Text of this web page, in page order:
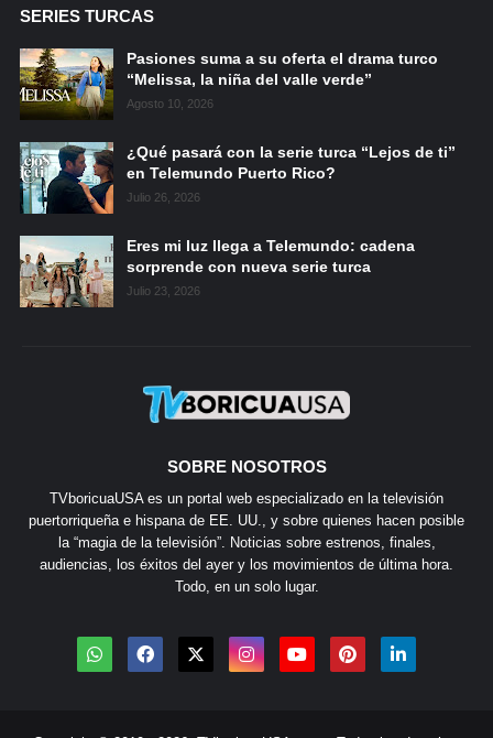
SERIES TURCAS
Pasiones suma a su oferta el drama turco
“Melissa, la niña del valle verde”
Agosto 10, 2026
¿Qué pasará con la serie turca “Lejos de ti”
en Telemundo Puerto Rico?
Julio 26, 2026
Eres mi luz llega a Telemundo: cadena
sorprende con nueva serie turca
Julio 23, 2026
SOBRE NOSOTROS
TVboricuaUSA es un portal web especializado en la televisión
puertorriqueña e hispana de EE. UU., y sobre quienes hacen posible
la “magia de la televisión”. Noticias sobre estrenos, finales,
audiencias, los éxitos del ayer y los movimientos de última hora.
Todo, en un solo lugar.